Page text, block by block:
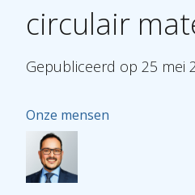
circulair
Gepubliceerd op 25 mei
Onze mensen